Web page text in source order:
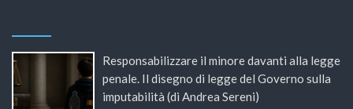
Responsabilizzare il minore davanti alla legge
penale. Il disegno di legge del Governo sulla
imputabilità (di Andrea Sereni)